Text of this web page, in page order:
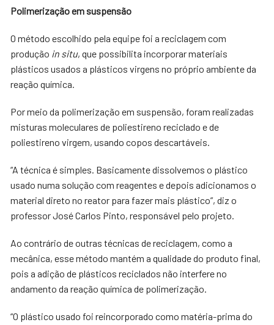
Polimerização em suspensão
O método escolhido pela equipe foi a reciclagem com
produção in situ, que possibilita incorporar materiais
plásticos usados a plásticos virgens no próprio ambiente da
reação química.
Por meio da polimerização em suspensão, foram realizadas
misturas moleculares de poliestireno reciclado e de
poliestireno virgem, usando copos descartáveis.
“A técnica é simples. Basicamente dissolvemos o plástico
usado numa solução com reagentes e depois adicionamos o
material direto no reator para fazer mais plástico”, diz o
professor José Carlos Pinto, responsável pelo projeto.
Ao contrário de outras técnicas de reciclagem, como a
mecânica, esse método mantém a qualidade do produto final,
pois a adição de plásticos reciclados não interfere no
andamento da reação química de polimerização.
“O plástico usado foi reincorporado como matéria-prima do